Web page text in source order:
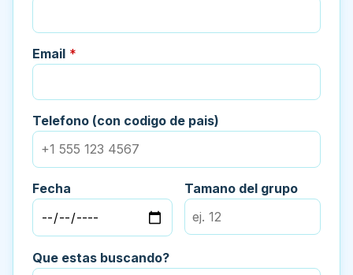
Email *
Telefono (con codigo de pais)
Fecha Tamano del grupo
Que estas buscando?